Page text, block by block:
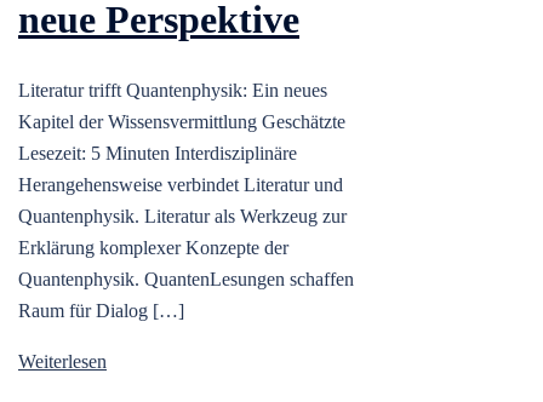
neue Perspektive
Literatur trifft Quantenphysik: Ein neues
Kapitel der Wissensvermittlung Geschätzte
Lesezeit: 5 Minuten Interdisziplinäre
Herangehensweise verbindet Literatur und
Quantenphysik. Literatur als Werkzeug zur
Erklärung komplexer Konzepte der
Quantenphysik. QuantenLesungen schaffen
Raum für Dialog […]
Weiterlesen